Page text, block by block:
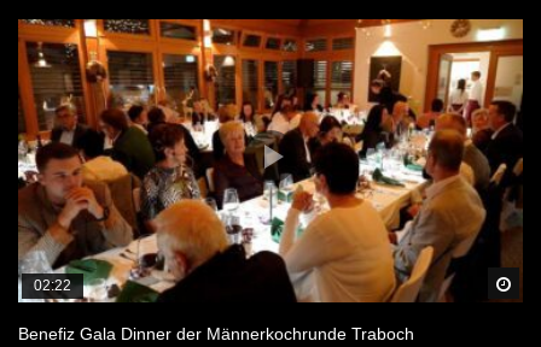
02:22
Benefiz Gala Dinner der Männerkochrunde Traboch